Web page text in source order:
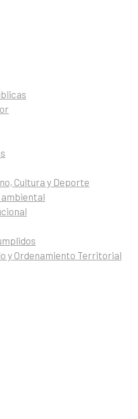
Cultura y Deporte
ambiental
y Ordenamiento Territorial